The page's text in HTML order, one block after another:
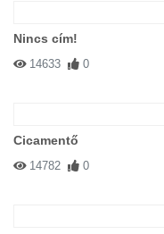
Nincs cím!
14633 0
Cicamentő
14782 0